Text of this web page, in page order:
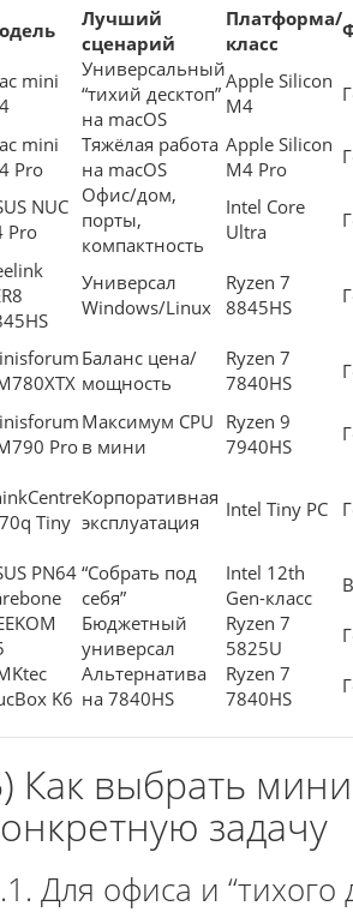
Лучший
сценарий
Платформа/
класс
mini
Универсальный
“тихий десктоп”
на macOS
Apple Silicon
M4
mini
Pro
Тяжёлая работа
на macOS
Apple Silicon
M4 Pro
NUC
Pro
Офис/дом,
порты,
компактность
Intel Core
Ultra
Универсал
Windows/Linux
Ryzen 7
8845HS
Баланс цена/
мощность
Ryzen 7
7840HS
Pro
Максимум CPU
в мини
Ryzen 9
7940HS
Tiny
Корпоративная
эксплуатация
Intel Tiny PC
PN64 “Собрать под
себя”
Intel 12th
Gen-класс
Бюджетный
универсал
Ryzen 7
5825U
K6
Альтернатива
на 7840HS
Ryzen 7
7840HS
Как выбрать
задачу
Для офиса и “тихого